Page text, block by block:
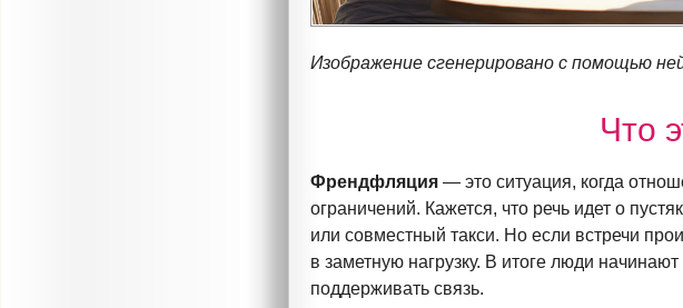
Изображение сгенерировано с помощью
Что
Френдфляция — это ситуация, когда
ограничений. Кажется, что речь идет о
или совместный такси. Но если встречи
в заметную нагрузку. В итоге люди
поддерживать связь.